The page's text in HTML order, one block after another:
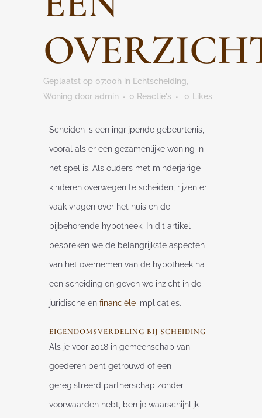
Geplaatst op 07:00h in Echtscheiding,
Woning door admin 0 Reactie's 0 Likes
Scheiden is een ingrijpende gebeurtenis,
vooral als er een gezamenlijke woning in
het spel is. Als ouders met minderjarige
kinderen overwegen te scheiden, rijzen er
vaak vragen over het huis en de
bijbehorende hypotheek. In dit artikel
bespreken we de belangrijkste aspecten
van het overnemen van de hypotheek na
een scheiding en geven we inzicht in de
juridische en financiële implicaties.
EIGENDOMSVERDELING BIJ SCHEIDING
Als je voor 2018 in gemeenschap van
goederen bent getrouwd of een
geregistreerd partnerschap zonder
voorwaarden hebt, ben je waarschijnlijk